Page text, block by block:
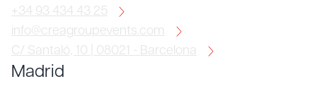
+34 93 434 43 25
info@creagroupevents.com
C/ Santaló, 10 | 08021 - Barcelona
Madrid